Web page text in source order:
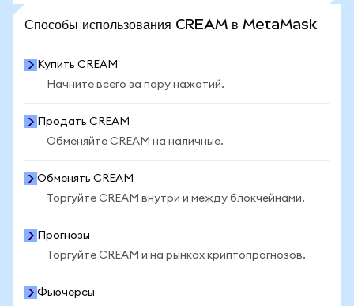
Способы использования CREAM в MetaMask
Купить CREAM
Начните всего за пару нажатий.
Продать CREAM
Обменяйте CREAM на наличные.
Обменять CREAM
Торгуйте CREAM внутри и между блокчейнами.
Прогнозы
Торгуйте CREAM и на рынках криптопрогнозов.
Фьючерсы